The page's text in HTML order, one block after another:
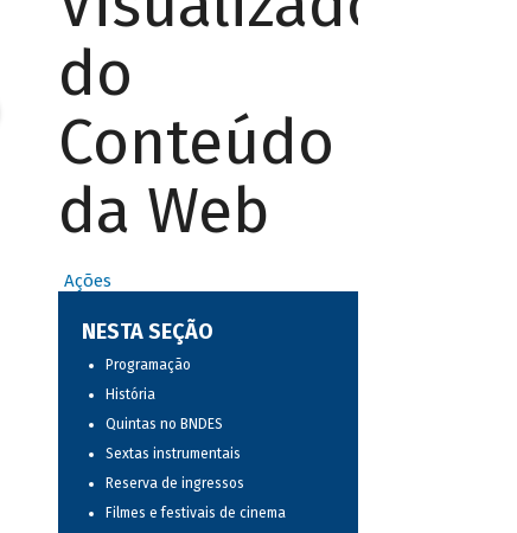
do
Conteúdo
da Web
Ações
NESTA SEÇÃO
Programação
História
Quintas no BNDES
Sextas instrumentais
Reserva de ingressos
Filmes e festivais de cinema